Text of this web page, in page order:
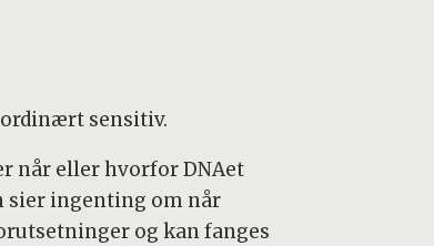
sensitiv.
når eller hvorfor DNAet
sier ingenting om når
og kan fanges